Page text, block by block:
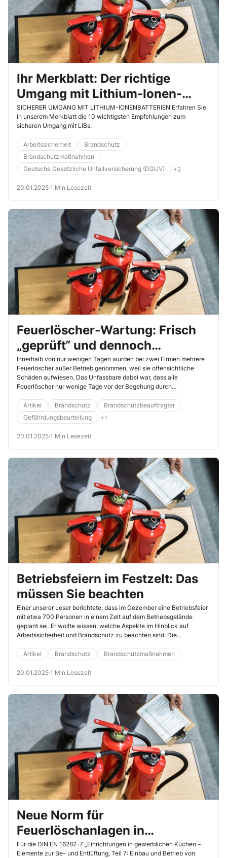
Ihr Merkblatt: Der richtige
Umgang mit Lithium-Ionen-
Batterien
SICHERER UMGANG MIT LITHIUM-IONENBATTERIEN Erfahren Sie
in unserem Merkblatt die 10 wichtigsten Empfehlungen zum
sicheren Umgang mit LIBs.
Arbeitssicherheit
Brandschutz
Brandschutzmaßnahmen
Deutsche Gesetzliche Unfallversicherung (DGUV)
+2
20.01.2025·1 Min Lesezeit
Feuerlöscher-Wartung: Frisch
„geprüft“ und dennoch
untauglich
Innerhalb von nur wenigen Tagen wurden bei zwei Firmen mehrere
Feuerlöscher außer Betrieb genommen, weil sie offensichtliche
Schäden aufwiesen. Das Unfassbare dabei war, dass alle
Feuerlöscher nur wenige Tage vor der Begehung durch
Artikel
Brandschutz
Brandschutzbeauftragter
Gefährdungsbeurteilung
+1
20.01.2025·1 Min Lesezeit
Betriebsfeiern im Festzelt: Das
müssen Sie beachten
Einer unserer Leser berichtete, dass im Dezember eine Betriebsfeier
mit etwa 700 Personen in einem Zelt auf dem Betriebsgelände
geplant sei. Er wollte wissen, welche Aspekte im Hinblick auf
Arbeitssicherheit und Brandschutz zu beachten sind. Die
relevant sein, denn zu allen Jahreszeiten werden in Unternehmen
zahlreiche vergleichbare Veranstaltungen geplant.
Artikel Brandschutz Brandschutzmaßnahmen
20.01.2025·1 Min Lesezeit
Neue Norm für
Feuerlöschanlagen in
gewerblichen Küchen
Für die DIN EN 16282-7 „Einrichtungen in gewerblichen Küchen –
Elemente zur Be- und Entlüftung, Teil 7: Einbau und Betrieb von